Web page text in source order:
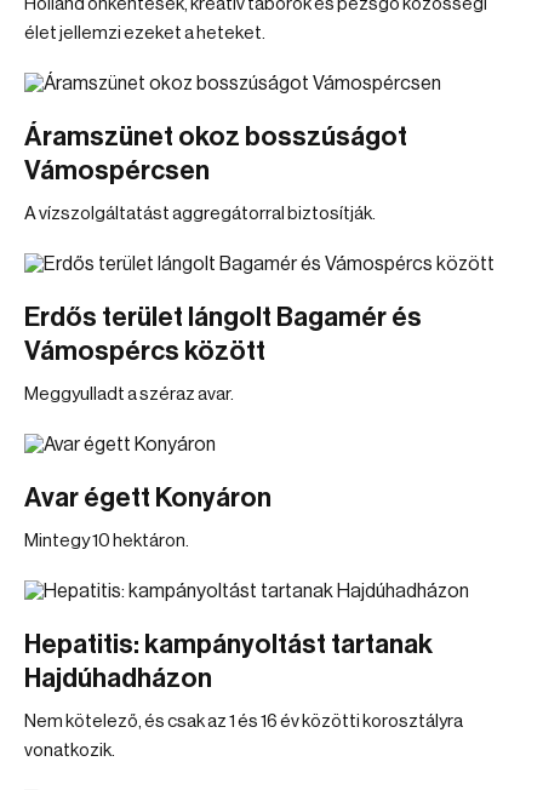
Holland önkéntesek, kreatív táborok és pezsgő közösségi
élet jellemzi ezeket a heteket.
Áramszünet okoz bosszúságot
Vámospércsen
A vízszolgáltatást aggregátorral biztosítják.
Erdős terület lángolt Bagamér és
Vámospércs között
Meggyulladt a széraz avar.
Avar égett Konyáron
Mintegy 10 hektáron.
Hepatitis: kampányoltást tartanak
Hajdúhadházon
Nem kötelező, és csak az 1 és 16 év közötti korosztályra
vonatkozik.